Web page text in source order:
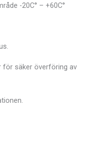
-20C° – +60C°
för säker överföring av